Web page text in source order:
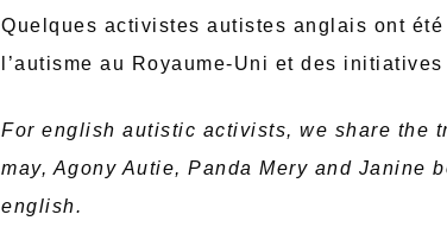
Quelques activistes autistes anglais ont
l’autisme au Royaume-Uni et des
For english autistic activists, we share the
may, Agony Autie, Panda Mery and Janine
english.